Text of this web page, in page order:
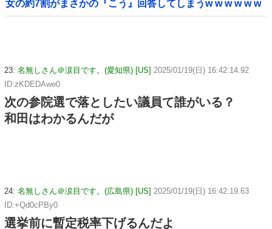
女の約7割がまさかの『こう』回答してしまうw w w w w w
w w
23: 名無しさん＠涙目です。(愛知県) [US] 2025/01/19(日) 16:42:14.92
ID:zKDEDAwe0
次の参院選で落としたい議員て誰がいる？
和田はわかるんだが
24: 名無しさん＠涙目です。(広島県) [US] 2025/01/19(日) 16:42:19.63
ID:+Qd0cPBy0
選挙前に暫定税率下げるんだよ